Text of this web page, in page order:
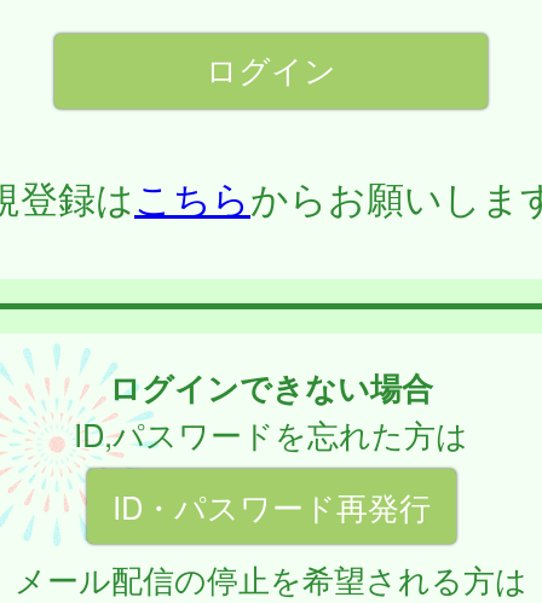
登録はこちらからお願いしま
ログインできない場合
ID,パスワードを忘れた方は
ID・パスワード再発行
メール配信の停止を希望される方は